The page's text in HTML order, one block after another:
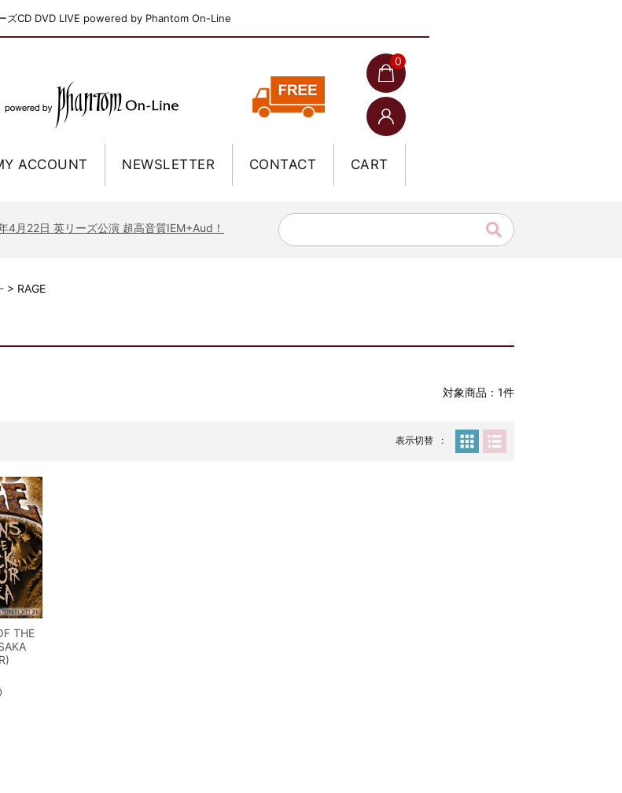
ズCD DVD LIVE powered by Phantom On-Line
0
ACCOUNT NEWSLETTER CONTACT CART
8+9日 コロラド州 2公演 SBD 完全収録！
4月22日 英リーズ公演 超高音質IEM+Aud！
カーディフ公演 IEM/AUD 完全収録！
9日 ドイツ ROCK AM RING 公演 FHD 完全収録！
年6月1日 英国シェフィールド公演 完全収録！
年3月24日 100Aniv. 米M.S.G公演 完全収録！
カーディフ公演 IEM/AUD 完全収録！
年6月15日 リスボン公演 FHD 完全収録！
9日 ドイツ ROCK AM RING 公演 FHD 完全収録！
年6月1日 英国シェフィールド公演 完全収録！
ドイツ W.O.A. 公演 FHD 完全収録！
年8月3日 ドイツ W.O.A. 公演 FHD 完全収録！
8+9日 コロラド州 2公演 SBD 完全収録！
> RAGE
対象商品：1件
表示切替
THE